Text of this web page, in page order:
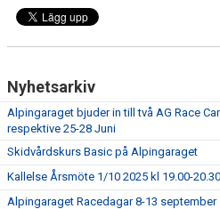
SPONSORER & PARTNERS
MATILDA RAPAPORT MINNESFOND
Nyhetsarkiv
Alpingaraget bjuder in till två AG Race
respektive 25-28 Juni
Skidvårdskurs Basic på Alpingaraget
Kallelse Årsmöte 1/10 2025 kl 19.00-20.30
Alpingaraget Racedagar 8-13 september